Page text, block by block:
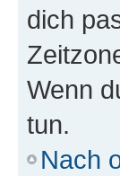
dich
Wenn
tun.
Nach